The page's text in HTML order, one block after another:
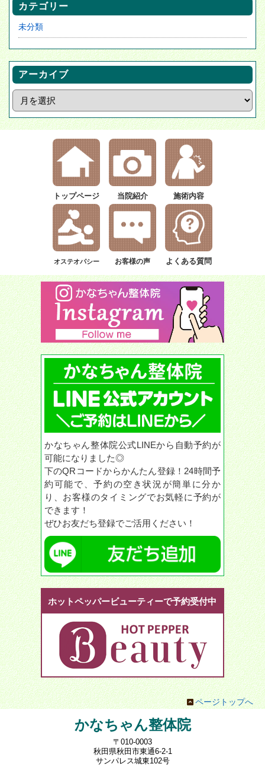
カテゴリー
未分類
アーカイブ
トップページ 当院紹介 施術内容
オステオパシー お客様の声 よくある質問
かなちゃん整体院公式LINEから自動予約が
可能になりました◎
下のQRコードからかんたん登録！24時間予
約可能で、予約の空き状況が簡単に分か
り、お客様のタイミングでお気軽に予約が
できます！
ぜひお友だち登録でご活用ください！
ホットペッパービューティーで予約受付中
ページトップへ
かなちゃん整体院
〒010-0003
秋田県秋田市東通6-2-1
サンパレス城東102号